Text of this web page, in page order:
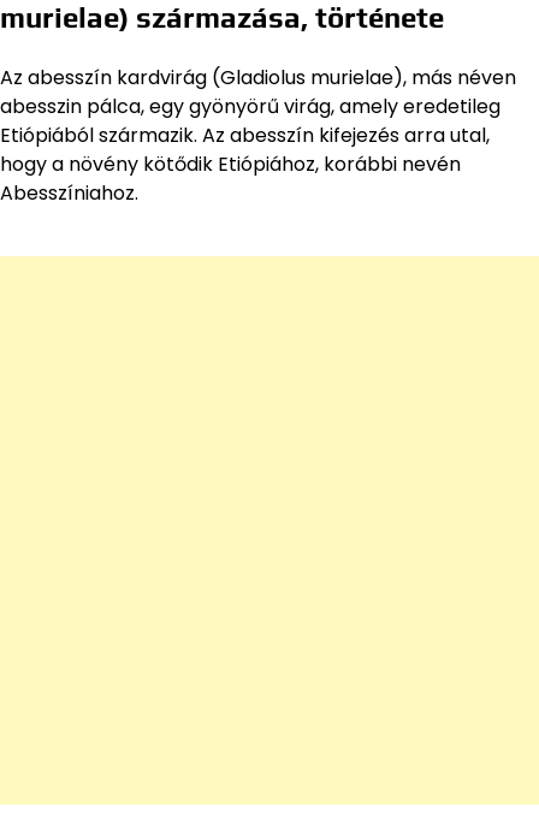
murielae) származása, története
Az abesszín kardvirág (Gladiolus murielae), más néven
abesszin pálca, egy gyönyörű virág, amely eredetileg
Etiópiából származik. Az abesszín kifejezés arra utal,
hogy a növény kötődik Etiópiához, korábbi nevén
Abesszíniahoz.